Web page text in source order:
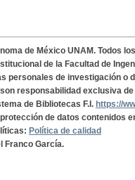
de México UNAM. Todos
de la Facultad de
personales de investigación o
responsabilidad exclusiva
de Bibliotecas F.I. https://
de datos contenidos
Política de calidad
Franco García.